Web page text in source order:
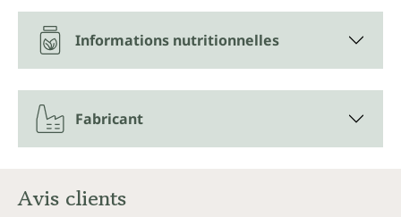
Informations nutritionnelles
Fabricant
Avis clients